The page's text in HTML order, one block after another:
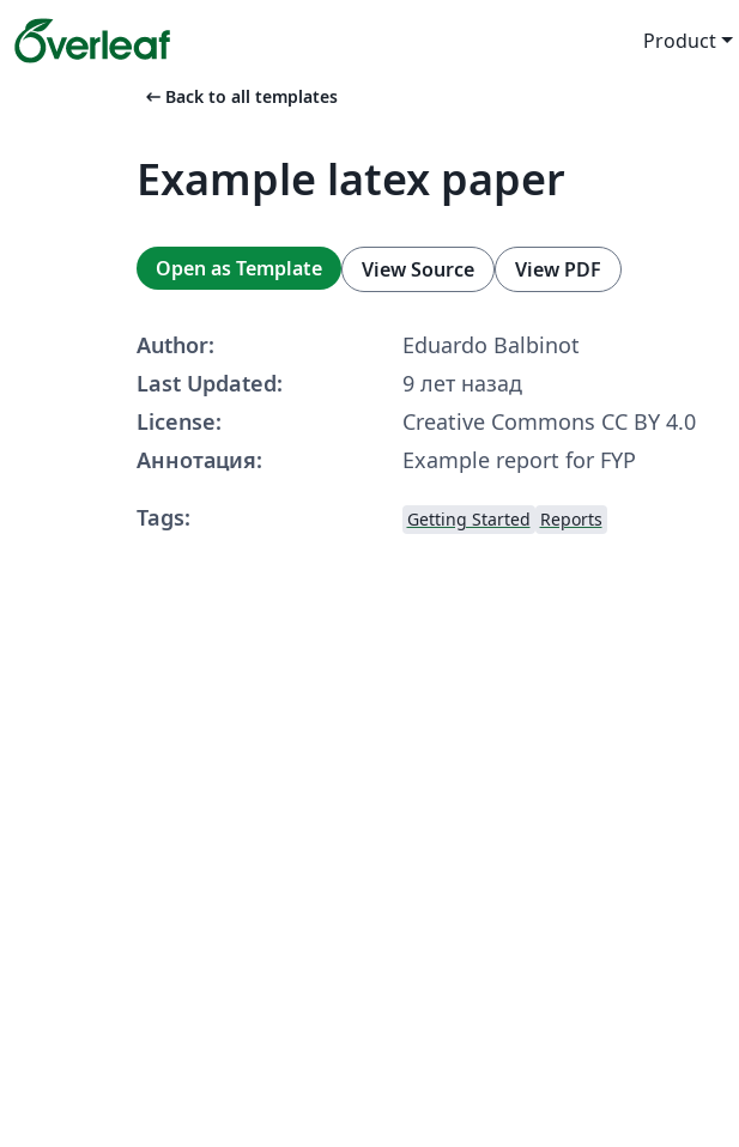
Product
arrow_left_alt Back to all templates
Example latex paper
Open as Template View Source View PDF
Author:
Eduardo Balbinot
Last Updated:
9 лет назад
License:
Creative Commons CC BY 4.0
Аннотация:
Example report for FYP
Tags:
Getting Started Reports